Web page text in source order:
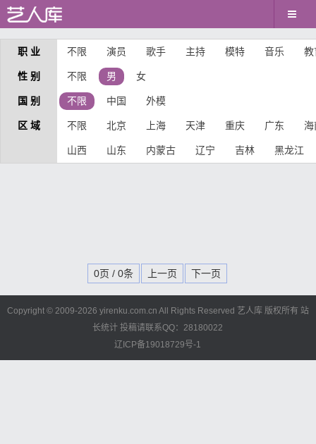
职 业 不限 演员 歌手 主持 模特 音乐 教
性 别 不限 男 女
国 别 不限 中国 外模
区 域 不限 北京 上海 天津 重庆 广东 海
山西 山东 内蒙古 辽宁 吉林 黑龙江
0页 / 0条 上一页 下一页
Copyright © 2009-2026 yirenku.com.cn All Rights Reserved 艺人库 版权所有 站
长统计 投稿请联系QQ：28180022
辽ICP备19018729号-1